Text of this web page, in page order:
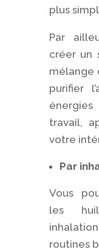
plus
Par
créer un
mélange
purifier
travail,
votre
Par
Vous
les
routines